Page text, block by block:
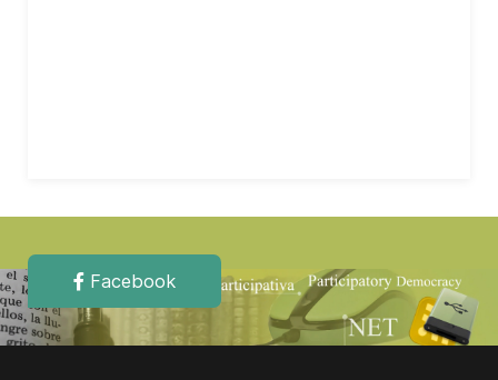
Facebook